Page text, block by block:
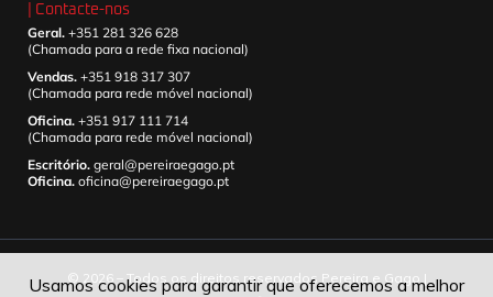
| Contacte-nos
Geral. +351 281 326 628
(Chamada para a rede fixa nacional)
Vendas. +351 918 317 307
(Chamada para rede móvel nacional)
Oficina. +351 917 111 714
(Chamada para rede móvel nacional)
Escritório. geral@pereiraegago.pt
Oficina. oficina@pereiraegago.pt
© 2026 – Todos os direitos reservados Pereira e Gago |
Usamos cookies para garantir que oferecemos a melhor